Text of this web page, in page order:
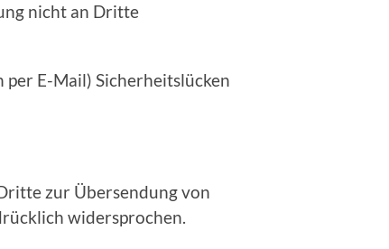
nicht an Dritte
E-Mail) Sicherheitslücken
zur Übersendung von
widersprochen.